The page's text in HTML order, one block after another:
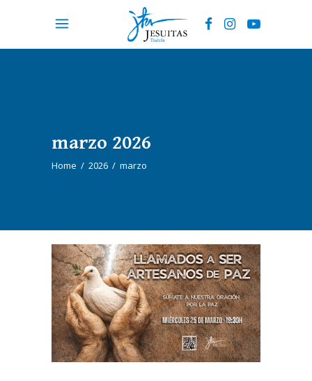
marzo 2026
Home / 2026 / marzo